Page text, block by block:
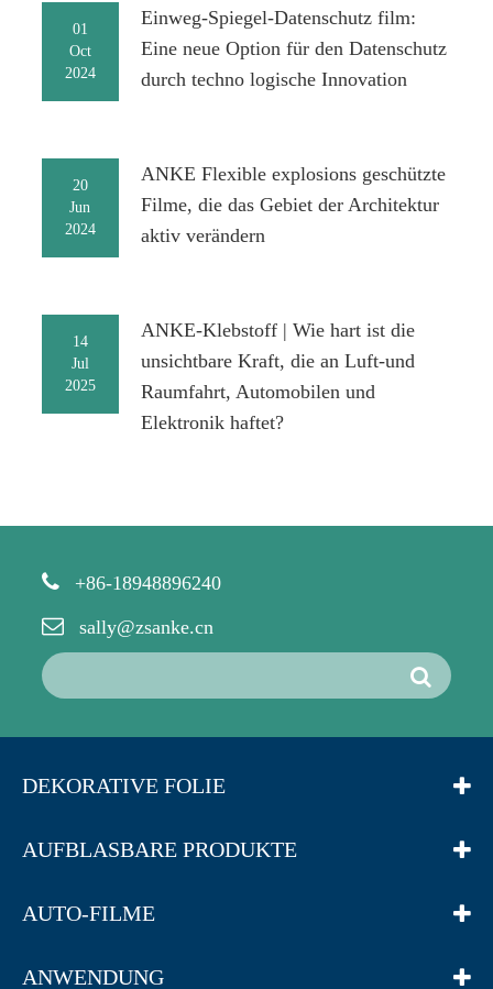
01
Oct
2024
Einweg-Spiegel-Datenschutz film:
Eine neue Option für den Datenschutz
durch techno logische Innovation
20
Jun
2024
ANKE Flexible explosions geschützte
Filme, die das Gebiet der Architektur
aktiv verändern
14
Jul
2025
ANKE-Klebstoff | Wie hart ist die
unsichtbare Kraft, die an Luft-und
Raumfahrt, Automobilen und
Elektronik haftet?
+86-18948896240
sally@zsanke.cn
DEKORATIVE FOLIE
AUFBLASBARE PRODUKTE
AUTO-FILME
ANWENDUNG